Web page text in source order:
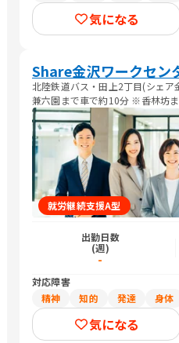
気になる
Share金沢ワークセン
北陸鉄道バス・田上2丁目(シェ
兼六園まで車で約10分 ※香林坊
就労継続支援A型
出勤日数
(週)
-
対応障害
精神
知的 発達 身体
気になる